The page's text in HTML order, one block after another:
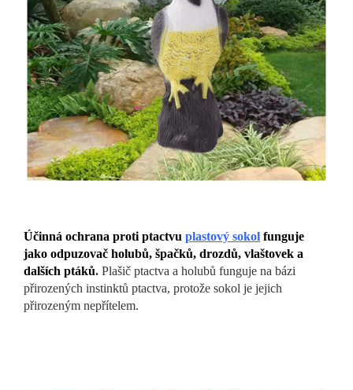
Účinná ochrana proti ptactvu plastový sokol funguje
jako odpuzovač holubů, špačků, drozdů, vlaštovek a
dalších ptáků. Plašič ptactva a holubů funguje na bázi
přirozených instinktů ptactva, protože sokol je jejich
přirozeným nepřítelem.